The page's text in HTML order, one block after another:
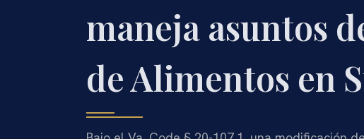
maneja asuntos
de Alimentos en